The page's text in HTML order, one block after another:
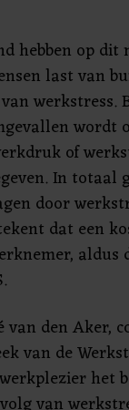
hebben op dit
last van
werkstress.
wordt
of
In totaal
door
dat een
aldus
van den Aker,
van de
het